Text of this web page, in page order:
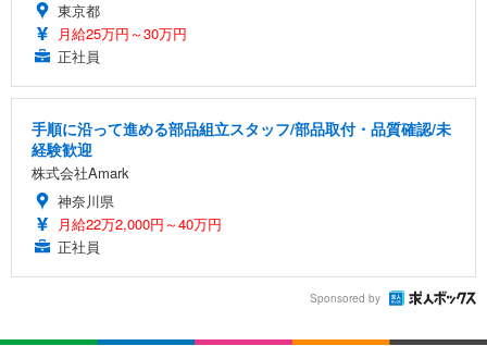
東京都
月給25万円～30万円
正社員
手順に沿って進める部品組立スタッフ/部品取付・品質確認/未
経験歓迎
株式会社Amark
神奈川県
月給22万2,000円～40万円
正社員
Sponsored by